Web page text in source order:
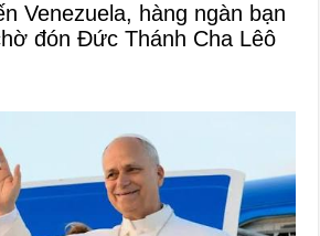
Venezuela, hàng ngàn bạn
đón Đức Thánh Cha Lêô